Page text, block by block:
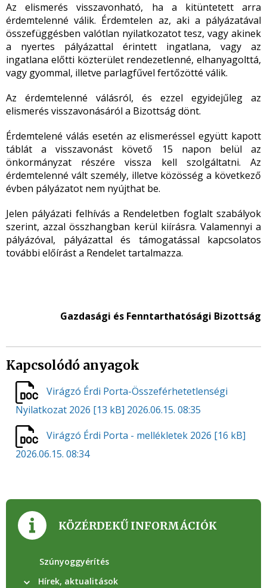
Az elismerés visszavonható, ha a kitüntetett arra
érdemtelenné válik. Érdemtelen az, aki a pályázatával
összefüggésben valótlan nyilatkozatot tesz, vagy akinek
a nyertes pályázattal érintett ingatlana, vagy az
ingatlana előtti közterület rendezetlenné, elhanyagolttá,
vagy gyommal, illetve parlagfűvel fertőzötté válik.
Az érdemtelenné válásról, és ezzel egyidejűleg az
elismerés visszavonásáról a Bizottság dönt.
Érdemtelené válás esetén az elismeréssel együtt kapott
táblát a visszavonást követő 15 napon belül az
önkormányzat részére vissza kell szolgáltatni. Az
érdemtelenné vált személy, illetve közösség a következő
évben pályázatot nem nyújthat be.
Jelen pályázati felhívás a Rendeletben foglalt szabályok
szerint, azzal összhangban kerül kiírásra. Valamennyi a
pályázóval, pályázattal és támogatással kapcsolatos
további előírást a Rendelet tartalmazza.
Gazdasági és Fenntarthatósági Bizottság
Kapcsolódó anyagok
Virágzó Érdi Porta-Összeférhetetlenségi
Nyilatkozat 2026 [13 kB] 2026.06.15. 08:35
Virágzó Érdi Porta - mellékletek 2026 [16 kB]
2026.06.15. 08:34
KÖZÉRDEKŰ INFORMÁCIÓK
Szúnyoggyérítés
Hírek, aktualitások